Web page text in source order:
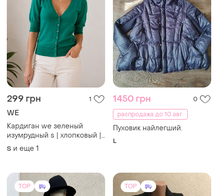
299 грн 1
WE
Кардиган we зеленый
изумрудный s | хлопковый |
короткий рукав | базовый
S и еще 1
1450 грн
0
распродажа до 10 авг.
Пуховик найлегший.
L
TOP TOP